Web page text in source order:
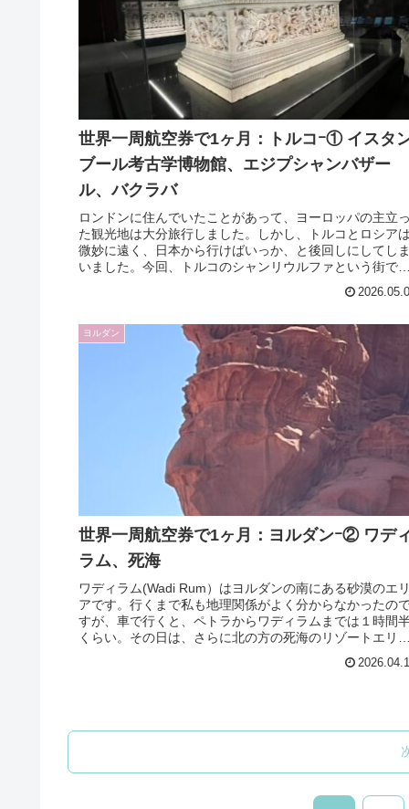
世界一周航空券で1ヶ月：トルコｰ① イスタ
ブール考古学博物館、エジプシャンバザー
ル、バクラバ
ロンドンに住んでいたことがあって、ヨーロッパの主立
た観光地は大分旅行しました。しかし、トルコとロシア
微妙に遠く、日本から行けばいっか、と後回しにしてし
いました。今回、トルコのシャンリウルファという街で
ヨルダン
世界一周航空券で1ヶ月：ヨルダンｰ② ワデ
ラム、死海
ワディラム(Wadi Rum）はヨルダンの南にある砂漠のエ
アです。行くまで私も地理関係がよく分からなかったの
すが、車で行くと、ペトラからワディラムまでは１時間
くらい。その日は、さらに北の方の死海のリゾートエリ